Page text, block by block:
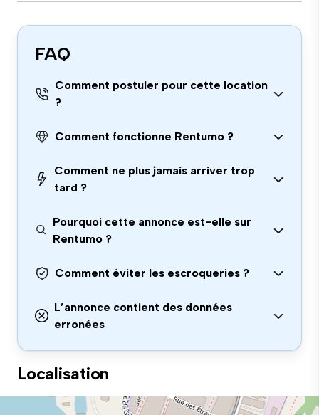
FAQ
Comment postuler pour cette location
?
Comment fonctionne Rentumo ?
Comment ne plus jamais arriver trop
tard ?
Pourquoi cette annonce est-elle sur
Rentumo ?
Comment éviter les escroqueries ?
L’annonce contient des données
erronées
Localisation